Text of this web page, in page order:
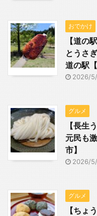
おでかけ
【道の
とうさ
道の駅
2026/
グルメ
【長生
元民も
市】
2026/
グルメ
【ちょ